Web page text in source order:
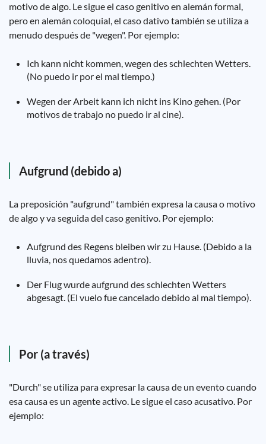
motivo de algo. Le sigue el caso genitivo en alemán formal,
pero en alemán coloquial, el caso dativo también se utiliza a
menudo después de "wegen". Por ejemplo:
Ich kann nicht kommen, wegen des schlechten Wetters.
(No puedo ir por el mal tiempo.)
Wegen der Arbeit kann ich nicht ins Kino gehen. (Por
motivos de trabajo no puedo ir al cine).
Aufgrund (debido a)
La preposición "aufgrund" también expresa la causa o motivo
de algo y va seguida del caso genitivo. Por ejemplo:
Aufgrund des Regens bleiben wir zu Hause. (Debido a la
lluvia, nos quedamos adentro).
Der Flug wurde aufgrund des schlechten Wetters
abgesagt. (El vuelo fue cancelado debido al mal tiempo).
Por (a través)
"Durch" se utiliza para expresar la causa de un evento cuando
esa causa es un agente activo. Le sigue el caso acusativo. Por
ejemplo: